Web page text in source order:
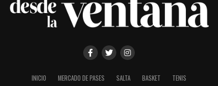
INICIO MERCADO DE PASES SALTA BASKET TENIS